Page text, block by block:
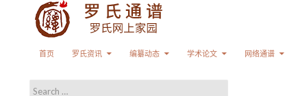
首页
罗氏资讯 编纂动态 学术论文 网络通谱
Search for: